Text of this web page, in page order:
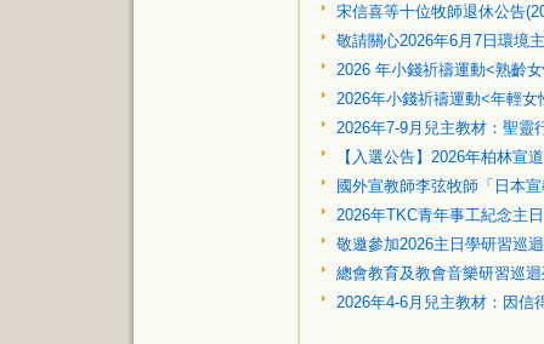
宋信喜等十位牧師退休公告
敬請關心2026年6月7日環境
2026 年小錢祈禱運動<熟齡
2026年小錢祈禱運動<年輕女
2026年7-9月兒主教材：聖靈
【入選公告】2026年柏林宣
國外宣教師李弦牧師「日本
2026年TKC青年事工紀念主
敬邀參加2026主日學研習巡
總會教育及教會音樂研習巡
2026年4-6月兒主教材：因信